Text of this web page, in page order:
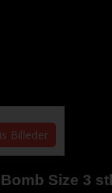
Billeder
Size 3